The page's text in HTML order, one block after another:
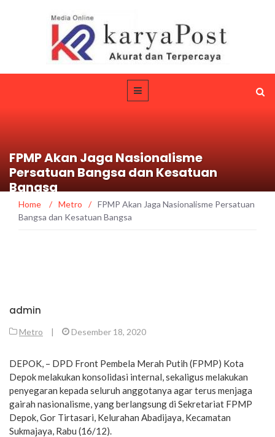
FPMP Akan Jaga Nasionalisme
Persatuan Bangsa dan Kesatuan
Bangsa
Home / Metro / FPMP Akan Jaga Nasionalisme Persatuan
Bangsa dan Kesatuan Bangsa
admin
Metro | Desember 18, 2020
DEPOK, – DPD Front Pembela Merah Putih (FPMP) Kota
Depok melakukan konsolidasi internal, sekaligus melakukan
penyegaran kepada seluruh anggotanya agar terus menjaga
gairah nasionalisme, yang berlangsung di Sekretariat FPMP
Depok, Gor Tirtasari, Kelurahan Abadijaya, Kecamatan
Sukmajaya, Rabu (16/12).